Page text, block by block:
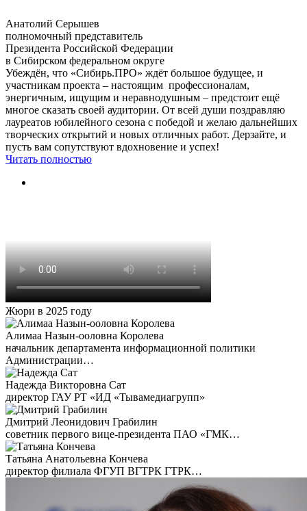
Анатолий Серышев
полномочный представитель
Президента Российской Федерации
в Сибирском федеральном округе
Убеждён, что «Сибирь.ПРО» ждёт большое будущее, и
участникам проекта – настоящим профессионалам,
энергичным, ищущим и неравнодушным – предстоит ещё
многое сказать своей аудитории. От всей души поздравляю
лауреатов юбилейного сезона с победой и желаю дальнейших
творческих открытий и новых отличных работ. Дерзайте, и
пусть вам сопутствуют вдохновение и успех!
Читать полностью
Жюри в 2025 году
Алимаа Назын-ооловна Королева
начальник департамента информационной политики
Администрации…
Надежда Викторовна Сат
директор ГАУ РТ «ИД «Тывамедиагрупп»
Дмитрий Леонидович Грабилин
советник первого вице-президента ПАО «ГМК…
Татьяна Анатольевна Кончева
директор филиала ФГУП ВГТРК ГТРК…